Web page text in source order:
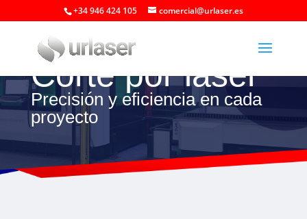
+34 946 424 105 comercial@urlaser.es
Corte por láser
Precisión y eficiencia en cada
proyecto